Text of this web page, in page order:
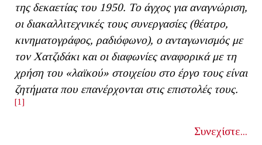
της δεκαετίας του 1950. Το άγχος για αναγνώριση,
οι διακαλλιτεχνικές τους συνεργασίες (θέατρο,
κινηματογράφος, ραδιόφωνο), ο ανταγωνισμός με
τον Χατζιδάκι και οι διαφωνίες αναφορικά με τη
χρήση του «λαϊκού» στοιχείου στο έργο τους είναι
ζητήματα που επανέρχονται στις επιστολές τους.
[1]
Συνεχίστε...